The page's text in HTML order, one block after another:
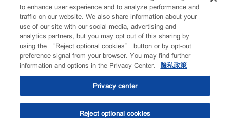
to enhance user experience and to analyze performance and
traffic on our website. We also share information about your
use of our site with our social media, advertising and
analytics partners, but you may opt out of this sharing by
using the “Reject optional cookies” button or by opt-out
preference signal from your browser. You may find further
information and options in the Privacy Center.
隐私政策
Privacy center
Reject optional cookies